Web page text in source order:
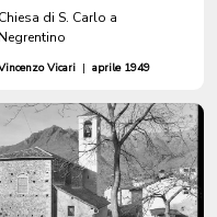
Chiesa di S. Carlo a
Negrentino
Vicari | aprile 1949